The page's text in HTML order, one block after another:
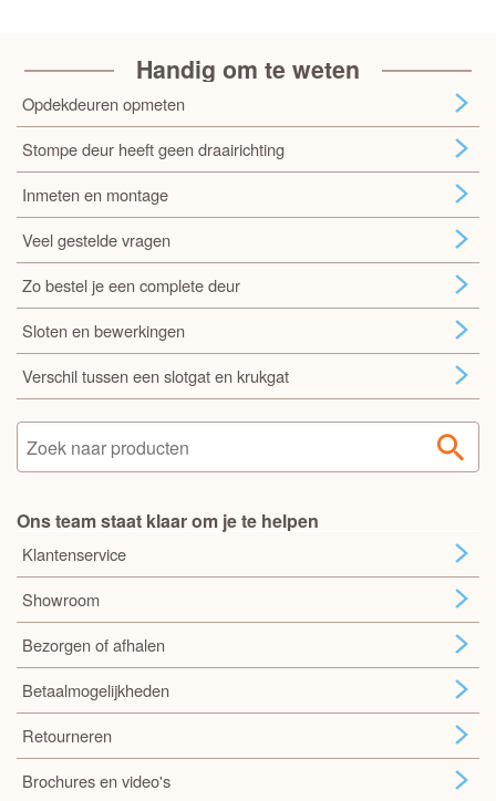
Handig om te weten
Opdekdeuren opmeten
Stompe deur heeft geen draairichting
Inmeten en montage
Veel gestelde vragen
Zo bestel je een complete deur
Sloten en bewerkingen
Verschil tussen een slotgat en krukgat
Ons team staat klaar om je te helpen
Klantenservice
Showroom
Bezorgen of afhalen
Betaalmogelijkheden
Retourneren
Brochures en video's